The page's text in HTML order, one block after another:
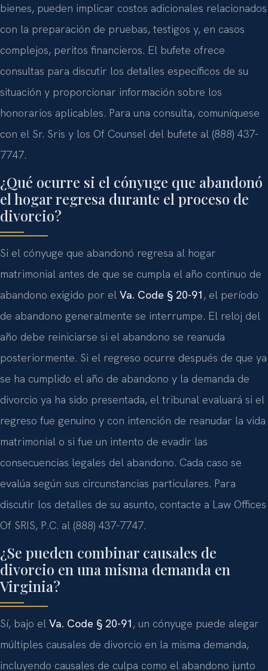
bienes, pueden implicar costos adicionales relacionados
con la preparación de pruebas, testigos y, en casos
complejos, peritos financieros. El bufete ofrece
consultas para discutir los detalles específicos de su
situación y proporcionar información sobre los
honorarios aplicables. Para una consulta, comuníquese
con el Sr. Sris y los Of Counsel del bufete al (888) 437-
7747.
¿Qué ocurre si el cónyuge que abandonó
el hogar regresa durante el proceso de
divorcio?
Si el cónyuge que abandonó regresa al hogar
matrimonial antes de que se cumpla el año continuo de
abandono exigido por el Va. Code § 20-91, el período
de abandono generalmente se interrumpe. El reloj del
año debe reiniciarse si el abandono se reanuda
posteriormente. Si el regreso ocurre después de que ya
se ha cumplido el año de abandono y la demanda de
divorcio ya ha sido presentada, el tribunal evaluará si el
regreso fue genuino y con intención de reanudar la vida
matrimonial o si fue un intento de evadir las
consecuencias legales del abandono. Cada caso se
evalúa según sus circunstancias particulares. Para
discutir los detalles de su asunto, contacte a Law Offices
Of SRIS, P.C. al (888) 437-7747.
¿Se pueden combinar causales de
divorcio en una misma demanda en
Virginia?
Sí, bajo el Va. Code § 20-91, un cónyuge puede alegar
múltiples causales de divorcio en la misma demanda,
incluyendo causales de culpa como el abandono junto